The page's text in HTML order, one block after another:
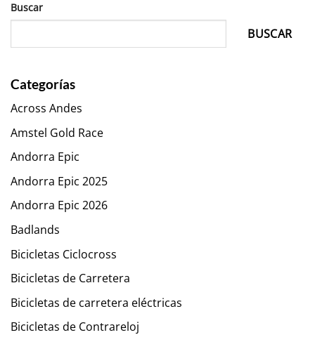
Buscar
BUSCAR
Categorías
Across Andes
Amstel Gold Race
Andorra Epic
Andorra Epic 2025
Andorra Epic 2026
Badlands
Bicicletas Ciclocross
Bicicletas de Carretera
Bicicletas de carretera eléctricas
Bicicletas de Contrareloj